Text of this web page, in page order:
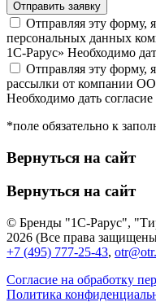
Отправляя эту форму,
персональных данных
1С-Рарус» Необходимо
Отправляя эту форму,
рассылки от компании
Необходимо дать согласие
*поле обязательно к
Вернуться на сайт
Вернуться на сайт
© Бренды "1С-Рарус",
2026 (Все права
+7 (495) 777-25-43,
Согласие на обработку
Политика